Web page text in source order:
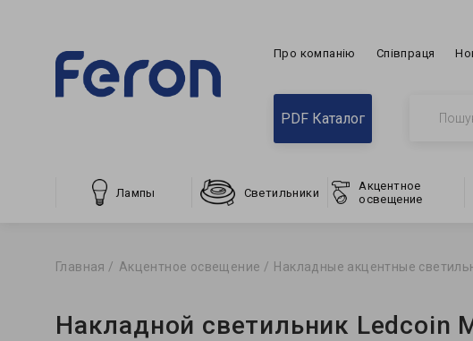
Про компанію Співпраця
PDF Каталог
Лампы Светильники
Акцентное
освещение
Главная Акцентное освещение Накладные акцентные
Накладной светильник Ledcoin